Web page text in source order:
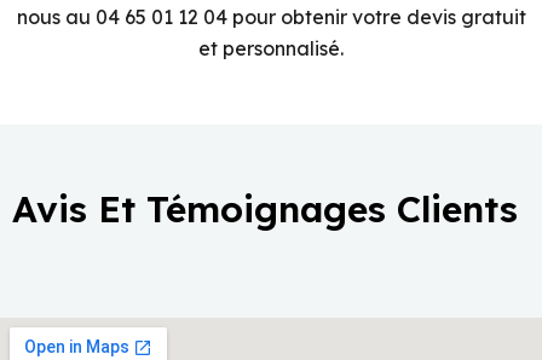
nous au 04 65 01 12 04 pour obtenir votre devis gratuit
et personnalisé.
Avis Et Témoignages Clients